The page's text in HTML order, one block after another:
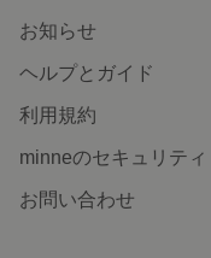
お知らせ
ヘルプとガイド
利用規約
minneのセキュリティ
お問い合わせ